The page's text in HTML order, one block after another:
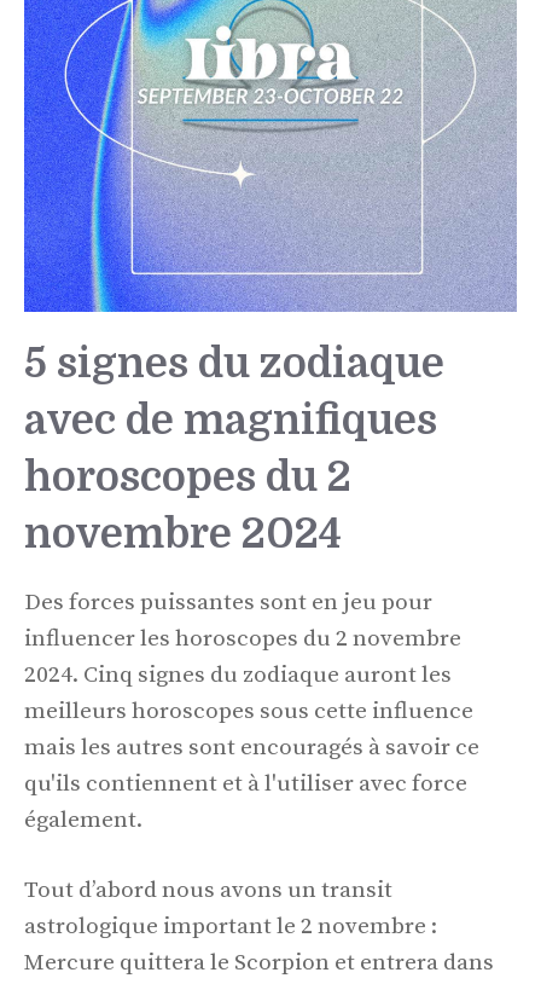
5 signes du zodiaque
avec de magnifiques
horoscopes du 2
novembre 2024
Des forces puissantes sont en jeu pour
influencer les horoscopes du 2 novembre
2024. Cinq signes du zodiaque auront les
meilleurs horoscopes sous cette influence
mais les autres sont encouragés à savoir ce
qu'ils contiennent et à l'utiliser avec force
également.
Tout d’abord nous avons un transit
astrologique important le 2 novembre :
Mercure quittera le Scorpion et entrera dans